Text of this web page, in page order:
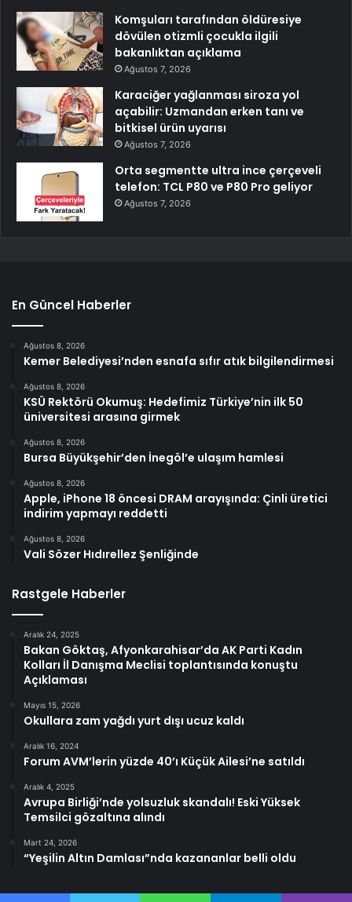
Komşuları tarafından öldüresiye
dövülen otizmli çocukla ilgili
bakanlıktan açıklama
Ağustos 7, 2026
Karaciğer yağlanması siroza yol
açabilir: Uzmandan erken tanı ve
bitkisel ürün uyarısı
Ağustos 7, 2026
Orta segmentte ultra ince çerçeveli
telefon: TCL P80 ve P80 Pro geliyor
Ağustos 7, 2026
En Güncel Haberler
Ağustos 8, 2026
Kemer Belediyesi’nden esnafa sıfır atık bilgilendirmesi
Ağustos 8, 2026
KSÜ Rektörü Okumuş: Hedefimiz Türkiye’nin ilk 50
üniversitesi arasına girmek
Ağustos 8, 2026
Bursa Büyükşehir’den İnegöl’e ulaşım hamlesi
Ağustos 8, 2026
Apple, iPhone 18 öncesi DRAM arayışında: Çinli üretici
indirim yapmayı reddetti
Ağustos 8, 2026
Vali Sözer Hıdırellez Şenliğinde
Rastgele Haberler
Aralık 24, 2025
Bakan Göktaş, Afyonkarahisar’da AK Parti Kadın
Kolları İl Danışma Meclisi toplantısında konuştu
Açıklaması
Mayıs 15, 2026
Okullara zam yağdı yurt dışı ucuz kaldı
Aralık 16, 2024
Forum AVM’lerin yüzde 40’ı Küçük Ailesi’ne satıldı
Aralık 4, 2025
Avrupa Birliği’nde yolsuzluk skandalı! Eski Yüksek
Temsilci gözaltına alındı
Mart 24, 2026
“Yeşilin Altın Damlası”nda kazananlar belli oldu